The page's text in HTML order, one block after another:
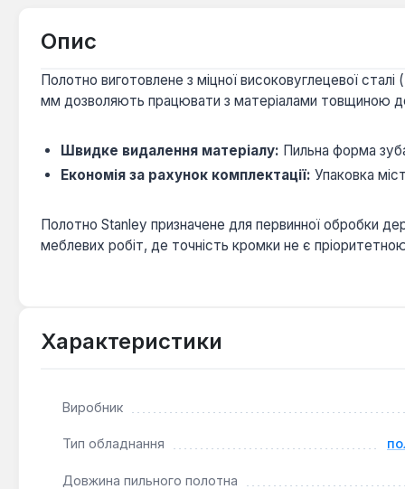
Опис
Полотно виготовлене з міцної високовуглецевої
мм дозволяють працювати з матеріалами товщиною
Швидке видалення матеріалу: Пильна форма
Економія за рахунок комплектації: Упаковка
Полотно Stanley призначене для первинної обробки
меблевих робіт, де точність кромки не є
Характеристики
Виробник
Тип обладнання
Довжина пильного полотна